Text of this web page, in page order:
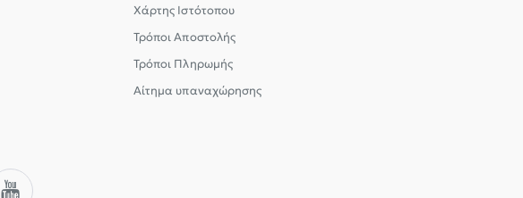
Χάρτης Ιστότοπου
Τρόποι Αποστολής
Τρόποι Πληρωμής
Αίτημα υπαναχώρησης